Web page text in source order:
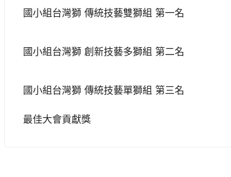
國小組台灣獅 傳統技藝雙獅組 第一名
國小組台灣獅 創新技藝多獅組 第二名
國小組台灣獅 傳統技藝單獅組 第三名
最佳大會貢獻獎